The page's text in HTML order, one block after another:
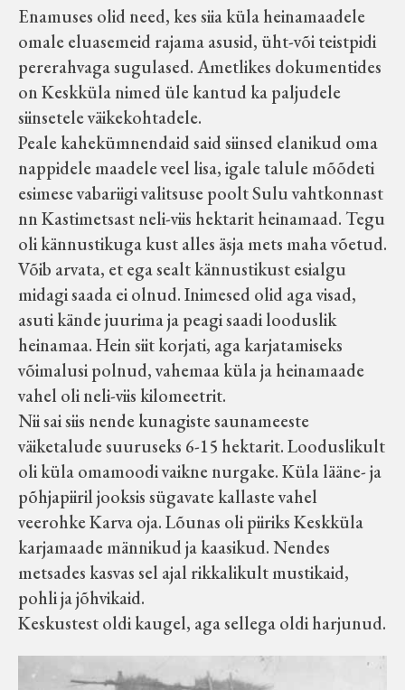
Enamuses olid need, kes siia küla heinamaadele
omale eluasemeid rajama asusid, üht-või teistpidi
pererahvaga sugulased. Ametlikes dokumentides
on Keskküla nimed üle kantud ka paljudele
siinsetele väikekohtadele.
Peale kahekümnendaid said siinsed elanikud oma
nappidele maadele veel lisa, igale talule mõõdeti
esimese vabariigi valitsuse poolt Sulu vahtkonnast
nn Kastimetsast neli-viis hektarit heinamaad. Tegu
oli kännustikuga kust alles äsja mets maha võetud.
Võib arvata, et ega sealt kännustikust esialgu
midagi saada ei olnud. Inimesed olid aga visad,
asuti kände juurima ja peagi saadi looduslik
heinamaa. Hein siit korjati, aga karjatamiseks
võimalusi polnud, vahemaa küla ja heinamaade
vahel oli neli-viis kilomeetrit.
Nii sai siis nende kunagiste saunameeste
väiketalude suuruseks 6-15 hektarit. Looduslikult
oli küla omamoodi vaikne nurgake. Küla lääne- ja
põhjapiiril jooksis sügavate kallaste vahel
veerohke Karva oja. Lõunas oli piiriks Keskküla
karjamaade männikud ja kaasikud. Nendes
metsades kasvas sel ajal rikkalikult mustikaid,
pohli ja jõhvikaid.
Keskustest oldi kaugel, aga sellega oldi harjunud.